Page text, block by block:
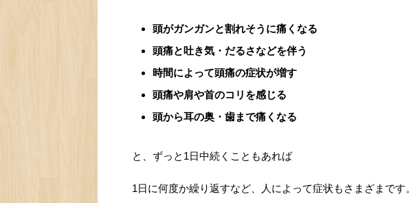
頭がガンガンと割れそうに痛くなる
頭痛と吐き気・だるさなどを伴う
時間によって頭痛の症状が増す
頭痛や肩や首のコリを感じる
頭から耳の奥・歯まで痛くなる
と、ずっと1日中続くこともあれば
1日に何度か繰り返すなど、人によって症状もさまざまです。